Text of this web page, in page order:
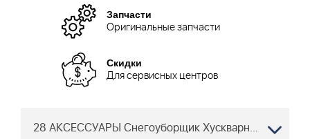
Запчасти
Оригинальные запчасти
Скидки
Для сервисных центров
28 АКСЕССУАРЫ Снегоуборщик Хускварна ST 276EP 96191003902, 2011-05